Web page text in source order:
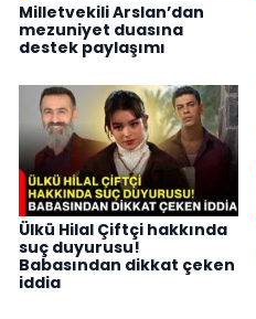
Milletvekili Arslan’dan
mezuniyet duasına
destek paylaşımı
Ülkü Hilal Çiftçi hakkında
suç duyurusu!
Babasından dikkat çeken
iddia